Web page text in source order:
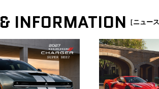
INFORMATION ［ニュー